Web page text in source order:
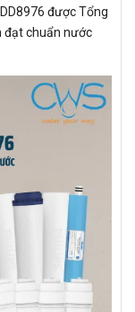
được Tổng
đạt chuẩn nước